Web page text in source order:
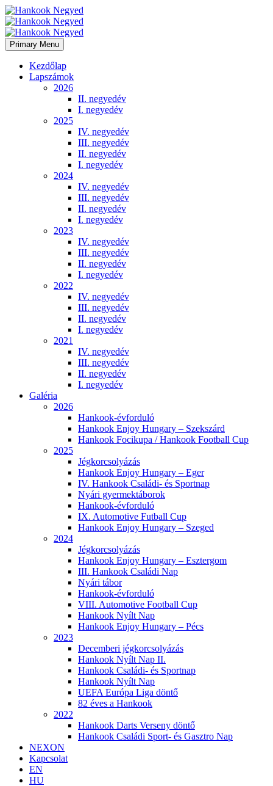
Primary Menu
Kezdőlap
Lapszámok
2026
II. negyedév
I. negyedév
2025
IV. negyedév
III. negyedév
II. negyedév
I. negyedév
2024
IV. negyedév
III. negyedév
II. negyedév
I. negyedév
2023
IV. negyedév
III. negyedév
II. negyedév
I. negyedév
2022
IV. negyedév
III. negyedév
II. negyedév
I. negyedév
2021
IV. negyedév
III. negyedév
II. negyedév
I. negyedév
Galéria
2026
Hankook-évforduló
Hankook Enjoy Hungary – Szekszárd
Hankook Focikupa / Hankook Football Cup
2025
Jégkorcsolyázás
Hankook Enjoy Hungary – Eger
IV. Hankook Családi- és Sportnap
Nyári gyermektáborok
Hankook-évforduló
IX. Automotive Futball Cup
Hankook Enjoy Hungary – Szeged
2024
Jégkorcsolyázás
Hankook Enjoy Hungary – Esztergom
III. Hankook Családi Nap
Nyári tábor
Hankook-évforduló
VIII. Automotive Football Cup
Hankook Nyílt Nap
Hankook Enjoy Hungary – Pécs
2023
Decemberi jégkorcsolyázás
Hankook Nyílt Nap II.
Hankook Családi- és Sportnap
Hankook Nyílt Nap
UEFA Európa Liga döntő
82 éves a Hankook
2022
Hankook Darts Verseny döntő
Hankook Családi Sport- és Gasztro Nap
NEXON
Kapcsolat
EN
HU